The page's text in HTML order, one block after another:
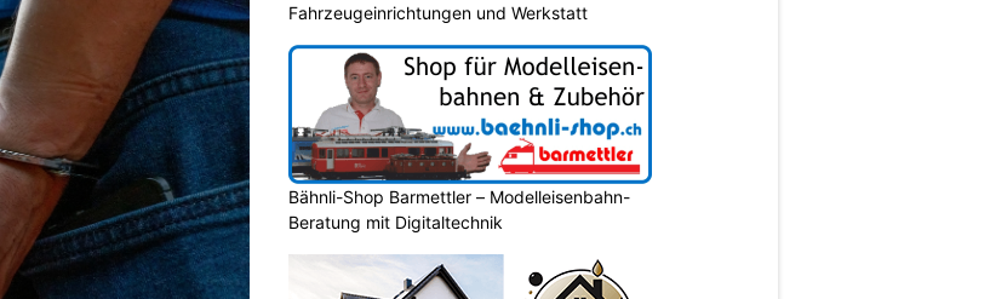
Fahrzeugeinrichtungen und Werkstatt
Bähnli-Shop Barmettler – Modelleisenbahn-
Beratung mit Digitaltechnik